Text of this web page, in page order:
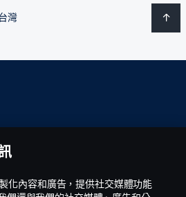
灣
化內容和廣告，提供社交媒體功能